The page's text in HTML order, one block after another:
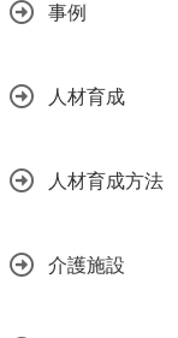
事例
人材育成
人材育成方法
介護施設